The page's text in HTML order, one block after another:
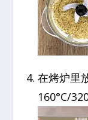
在烤炉里
160°C/